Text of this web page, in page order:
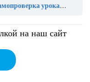
урока №99 (неврология)
на наш сайт